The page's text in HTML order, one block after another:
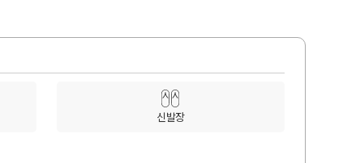
신발장